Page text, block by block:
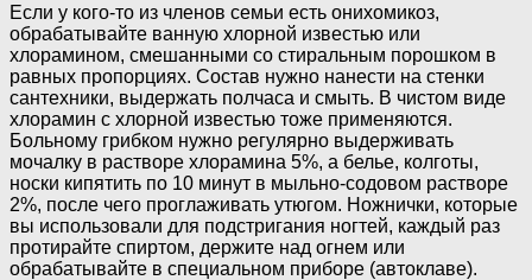
Если у кого-то из членов семьи есть онихомикоз,
обрабатывайте ванную хлорной известью или
хлорамином, смешанными со стиральным порошком в
равных пропорциях. Состав нужно нанести на стенки
сантехники, выдержать полчаса и смыть. В чистом виде
хлорамин с хлорной известью тоже применяются.
Больному грибком нужно регулярно выдерживать
мочалку в растворе хлорамина 5%, а белье, колготы,
носки кипятить по 10 минут в мыльно-содовом растворе
2%, после чего проглаживать утюгом. Ножнички, которые
вы использовали для подстригания ногтей, каждый раз
протирайте спиртом, держите над огнем или
обрабатывайте в специальном приборе (автоклаве).